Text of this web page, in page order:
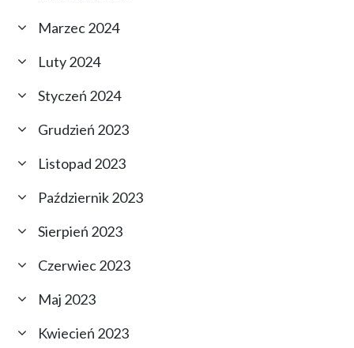
Marzec 2024
Luty 2024
Styczeń 2024
Grudzień 2023
Listopad 2023
Październik 2023
Sierpień 2023
Czerwiec 2023
Maj 2023
Kwiecień 2023